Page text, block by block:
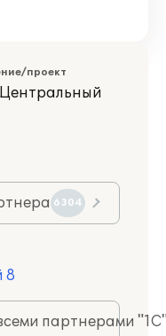
проект
6304
8
партнерами